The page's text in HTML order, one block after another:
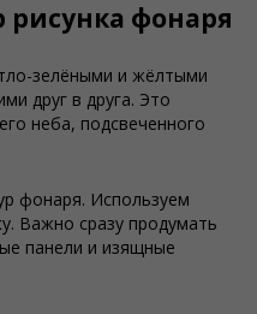
фонаря
зелёными и жёлтыми
друг в друга. Это
неба, подсвеченного
фонаря. Используем
Важно сразу продумать
панели и изящные